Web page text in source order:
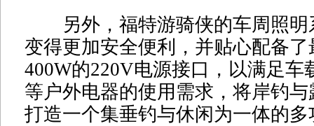
另外，福特游骑侠的车周照明
变得更加安全便利，并贴心配备
400W的220V电源接口，以满足车
等户外电器的使用需求，将岸钓
打造一个集垂钓与休闲为一体的